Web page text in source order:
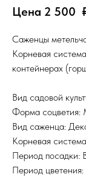
Цена 2 500
Саженцы
Корневая
контейнерах
Вид садовой
Форма соцветия:
Вид саженца:
Корневая
Период посадки:
Период